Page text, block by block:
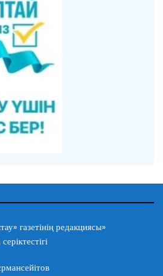
газетінің редакциясы»